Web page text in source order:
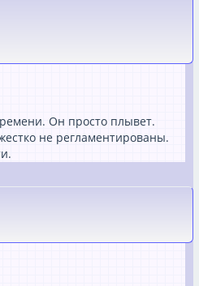
Он просто плывет.
не регламентированы.